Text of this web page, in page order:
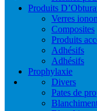
Produits
Verres
Composites
Produits
Adhésifs
Adhésifs
Prophylaxie
Divers
Pates de